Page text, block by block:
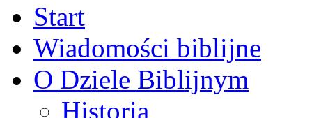
Start
Wiadomości biblijne
O Dziele Biblijnym
Historia